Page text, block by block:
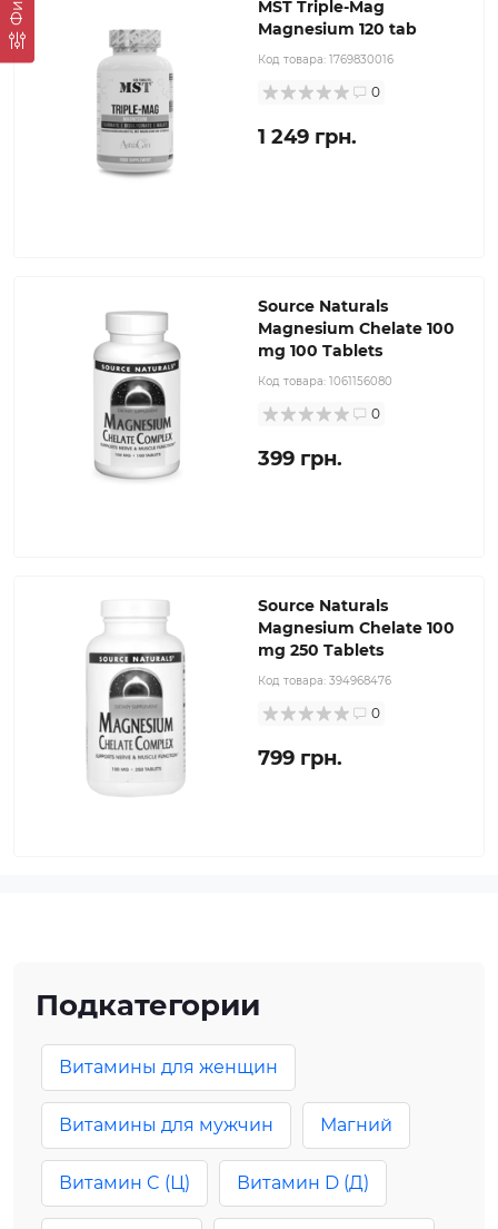
MST Triple-Mag
Magnesium 120 tab
Код товара: 1769830016
0
1 249 грн.
Source Naturals
Magnesium Chelate 100
mg 100 Tablets
Код товара: 1061156080
0
399 грн.
Source Naturals
Magnesium Chelate 100
mg 250 Tablets
Код товара: 394968476
0
799 грн.
Подкатегории
Витамины для женщин
Витамины для мужчин Магний
Витамин C (Ц) Витамин D (Д)